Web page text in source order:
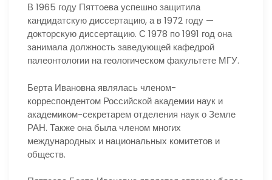
В 1965 году Пяттоева успешно защитила
кандидатскую диссертацию, а в 1972 году —
докторскую диссертацию. С 1978 по 1991 год она
занимала должность заведующей кафедрой
палеонтологии на геологическом факультете МГУ.
Берта Ивановна являлась членом-
корреспондентом Российской академии наук и
академиком-секретарем отделения наук о Земле
РАН. Также она была членом многих
международных и национальных комитетов и
обществ.